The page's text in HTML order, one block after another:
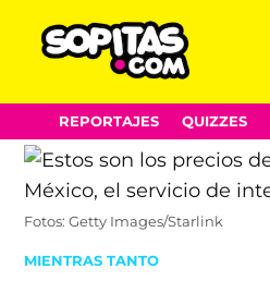
Skip
to
content
REPORTAJES QUIZZES
Fotos: Getty Images/Starlink
POSTED
MIENTRAS TANTO